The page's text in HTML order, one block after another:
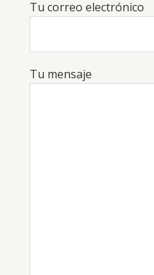
Tu correo electrónico
Tu mensaje